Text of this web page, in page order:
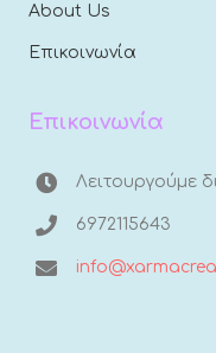
About Us
Επικοινωνία
Επικοινωνία
Λειτουργούμε
6972115643